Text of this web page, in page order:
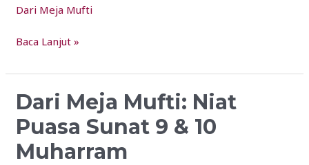
Dari Meja Mufti
Pada
9
Baca Lanjut »
Dari Meja Mufti: Niat
Puasa Sunat 9 & 10
Muharram
Dari
Mufti:
Niat